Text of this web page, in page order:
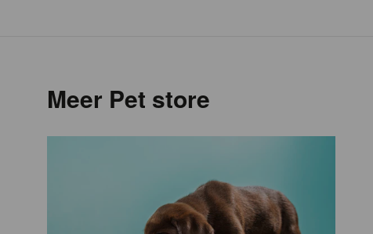
Meer Pet store